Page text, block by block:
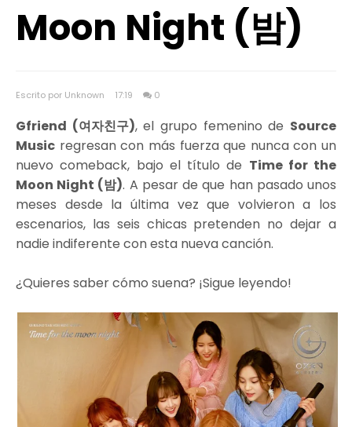
Moon Night (밤)
Escrito por Unknown 17:19 0
Gfriend (여자친구), el grupo femenino de Source
Music regresan con más fuerza que nunca con un
nuevo comeback, bajo el título de Time for the
Moon Night (밤). A pesar de que han pasado unos
meses desde la última vez que volvieron a los
escenarios, las seis chicas pretenden no dejar a
nadie indiferente con esta nueva canción.
¿Quieres saber cómo suena? ¡Sigue leyendo!